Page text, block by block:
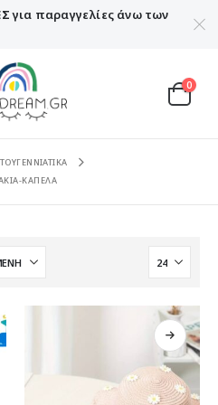
για παραγγελίες άνω των
0
ΚΑΠΕΛΑ